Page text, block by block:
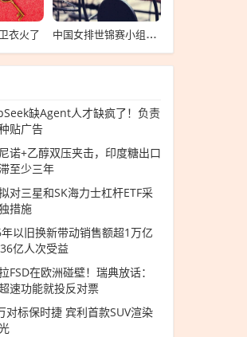
衣火了 中国女排世锦赛小组第一
缺Agent人才缺疯了！负责
贴广告
诺+乙醇双压夹击，印度糖出口
至少三年
对三星和SK海力士杠杆ETF采
措施
以旧换新带动销售额超1万亿
亿人次受益
FSD在欧洲碰壁！瑞典放话：
速功能就投反对票
对标保时捷 宾利首款SUV渲染